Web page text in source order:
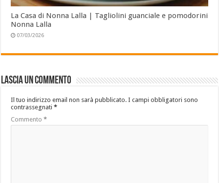
La Casa di Nonna Lalla | Tagliolini guanciale e pomodorini
Nonna Lalla
07/03/2026
Lascia un commento
Il tuo indirizzo email non sarà pubblicato. I campi obbligatori sono
contrassegnati*
Commento*